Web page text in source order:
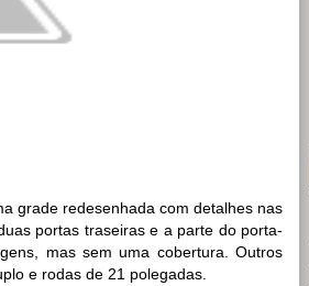
grade redesenhada com detalhes nas
portas traseiras e a parte do porta-
mas sem uma cobertura. Outros
e rodas de 21 polegadas.